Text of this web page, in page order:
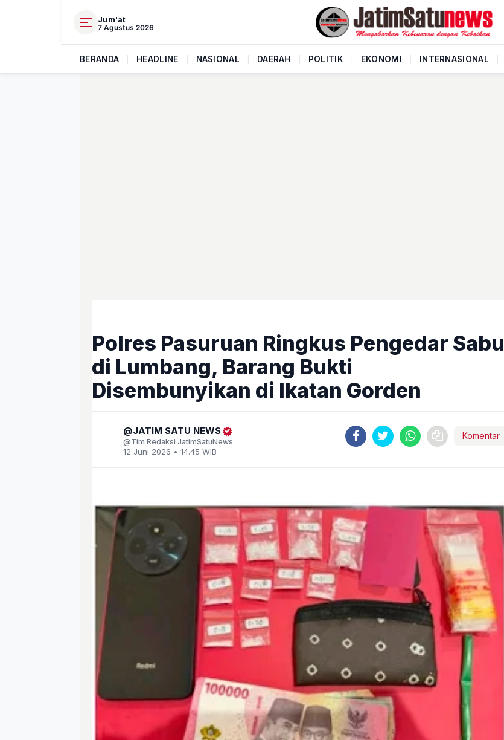
Jum'at
7 Agustus 2026
BERANDA HEADLINE NASIONAL DAERAH POLITIK EKONOMI INTERNASIONAL
Polres Pasuruan Ringkus Pengedar Sabu
di Lumbang, Barang Bukti
Disembunyikan di Ikatan Gorden
JATIM SATU NEWS
Tim Redaksi JatimSatuNews
12 Juni 2026 • 14.45 WIB
Komentar